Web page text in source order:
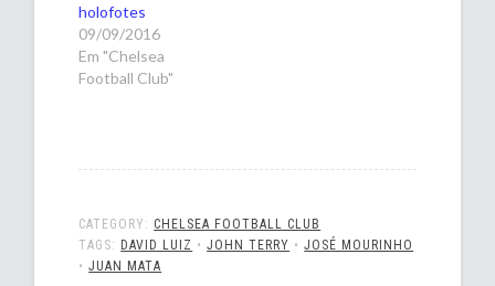
holofotes
09/09/2016
Em "Chelsea
Football Club"
CATEGORY: CHELSEA FOOTBALL CLUB
TAGS: DAVID LUIZ •JOHN TERRY •JOSÉ MOURINHO
•JUAN MATA